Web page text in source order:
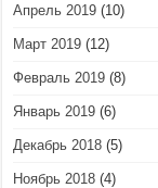
Апрель 2019 (10)
Март 2019 (12)
Февраль 2019 (8)
Январь 2019 (6)
Декабрь 2018 (5)
Ноябрь 2018 (4)